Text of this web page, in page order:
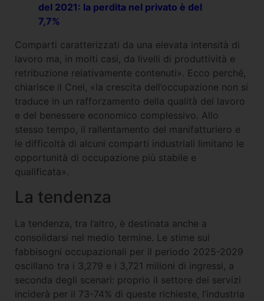
del 2021: la perdita nel privato è del
7,7%
Comparti caratterizzati da una elevata intensità di
lavoro ma, in molti casi, da livelli di produttività e
retribuzione relativamente contenuti». Ecco perché,
chiarisce il Cnel, «la crescita dell’occupazione non si
traduce in un rafforzamento della qualità del lavoro
e del benessere economico complessivo. Allo
stesso tempo, il rallentamento del manifatturiero e
le difficoltà di alcuni comparti industriali limitano le
opportunità di occupazione più stabile e
qualificata».
La tendenza
La tendenza, tra l’altro, è destinata anche a
consolidarsi nel medio termine. Le stime sui
fabbisogni occupazionali per il periodo 2025-2029
oscillano tra i 3,279 e i 3,721 milioni di ingressi, a
seconda degli scenari: proprio il settore dei servizi
inciderà per il 73-74% di queste richieste, l’industria